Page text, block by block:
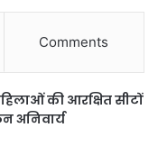
Comments
की आरक्षित सीटों
अनिवार्य